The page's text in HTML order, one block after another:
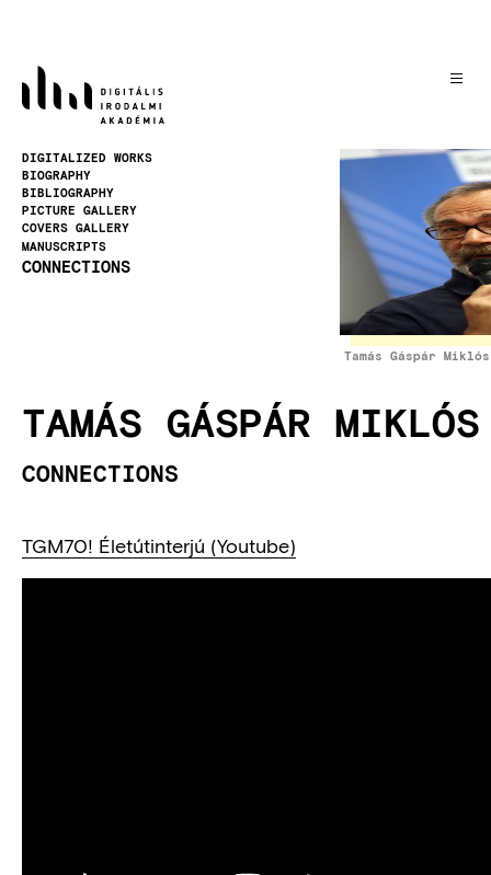
content
Image
Tamás Gáspár
DIGITALIZED WORKS
BIOGRAPHY
BIBLIOGRAPHY
PICTURE GALLERY
COVERS GALLERY
MANUSCRIPTS
CONNECTIONS
TAMÁS GÁSPÁR MIKLÓS
CONNECTIONS
TGM70! Életútinterjú (Youtube)